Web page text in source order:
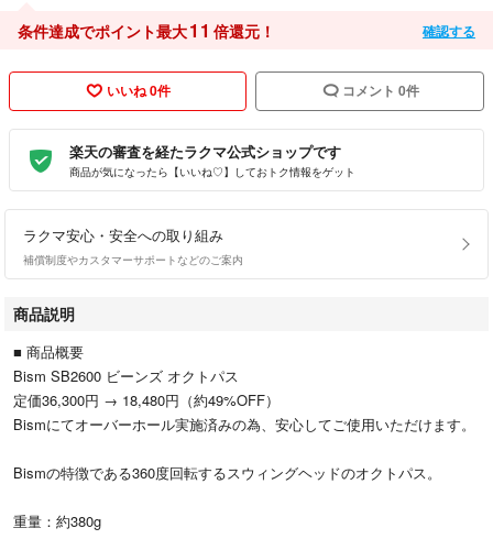
条件達成でポイント最大11 倍還元！ 確認する
いいね 0件 コメント 0件
楽天の審査を経たラクマ公式ショップです
商品が気になったら【いいね♡】しておトク情報をゲット
ラクマ安心・安全への取り組み
補償制度やカスタマーサポートなどのご案内
商品説明
■ 商品概要
Bism SB2600 ビーンズ オクトパス
定価36,300円 → 18,480円（約49%OFF）
Bismにてオーバーホール実施済みの為、安心してご使用いただけます。
Bismの特徴である360度回転するスウィングヘッドのオクトパス。
重量：約380g